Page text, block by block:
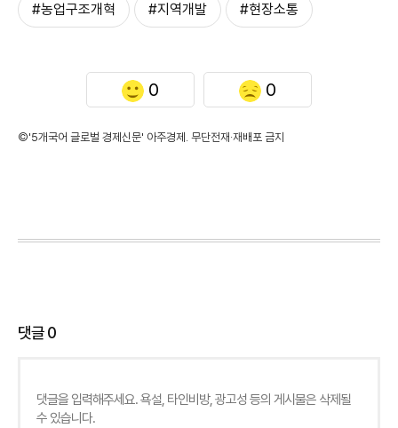
#농업구조개혁 #지역개발 #현장소통
0 0
©'5개국어 글로벌 경제신문' 아주경제. 무단전재·재배포 금지
댓글0